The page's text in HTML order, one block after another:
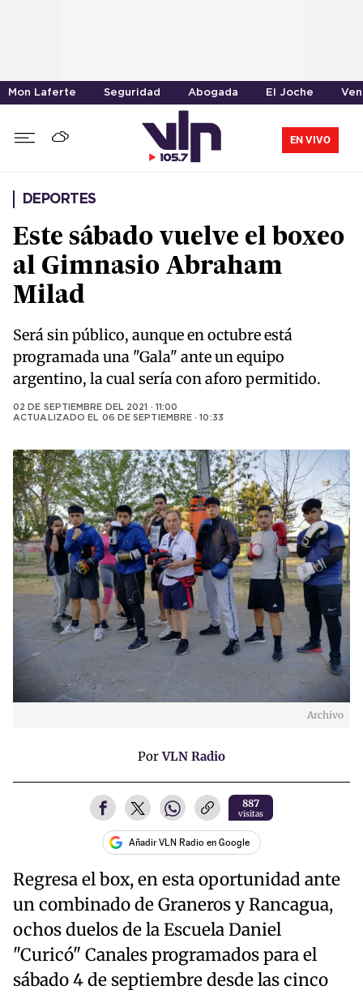
Mon Laferte Seguridad Abogada El Joche
EN VIVO
DEPORTES
Este sábado vuelve el boxeo
al Gimnasio Abraham
Milad
Será sin público, aunque en octubre está
programada una "Gala" ante un equipo
argentino, la cual sería con aforo permitido.
02 DE SEPTIEMBRE DEL 2021 · 11:00
ACTUALIZADO EL 06 DE SEPTIEMBRE · 10:33
Archivo
PorVLN Radio
887
visitas
Añadir VLN Radio en Google
Regresa el box, en esta oportunidad ante
un combinado de Graneros y Rancagua,
ochos duelos de la Escuela Daniel
"Curicó" Canales programados para el
sábado 4 de septiembre desde las cinco